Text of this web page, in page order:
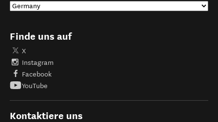
Finde uns auf
X
Instagram
Facebook
YouTube
Kontaktiere uns